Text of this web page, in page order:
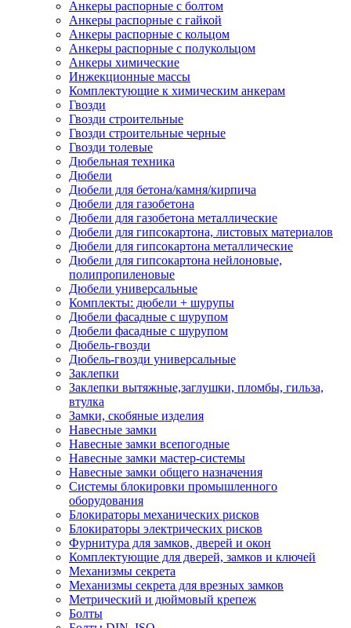
Анкеры распорные с болтом
Анкеры распорные с гайкой
Анкеры распорные с кольцом
Анкеры распорные с полукольцом
Анкеры химические
Инжекционные массы
Комплектующие к химическим анкерам
Гвозди
Гвозди строительные
Гвозди строительные черные
Гвозди толевые
Дюбельная техника
Дюбели
Дюбели для бетона/камня/кирпича
Дюбели для газобетона
Дюбели для газобетона металлические
Дюбели для гипсокартона, листовых материалов
Дюбели для гипсокартона металлические
Дюбели для гипсокартона нейлоновые,
полипропиленовые
Дюбели универсальные
Комплекты: дюбели + шурупы
Дюбели фасадные с шурупом
Дюбели фасадные с шурупом
Дюбель-гвозди
Дюбель-гвозди универсальные
Заклепки
Заклепки вытяжные,заглушки, пломбы, гильза,
втулка
Замки, скобяные изделия
Навесные замки
Навесные замки всепогодные
Навесные замки мастер-системы
Навесные замки общего назначения
Системы блокировки промышленного
оборудования
Блокираторы механических рисков
Блокираторы электрических рисков
Фурнитура для замков, дверей и окон
Комплектующие для дверей, замков и ключей
Механизмы секрета
Механизмы секрета для врезных замков
Метрический и дюймовый крепеж
Болты